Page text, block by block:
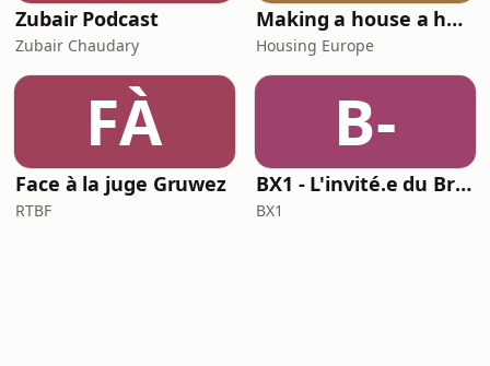
Zubair Podcast
Zubair Chaudary
Making a house a home
Housing Europe
FÀ
Face à la juge Gruwez
RTBF
B-
BX1 - L'invité.e du Brunch
BX1